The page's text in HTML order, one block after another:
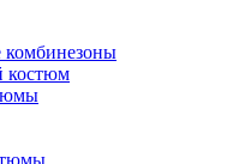
комбинезоны
костюм